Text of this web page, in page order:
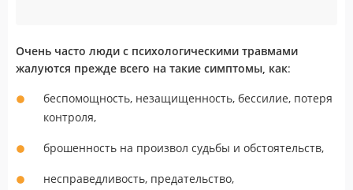
Очень часто люди с психологическими травмами
жалуются прежде всего на такие симптомы, как:
беспомощность, незащищенность, бессилие, потеря
контроля,
брошенность на произвол судьбы и обстоятельств,
несправедливость, предательство,